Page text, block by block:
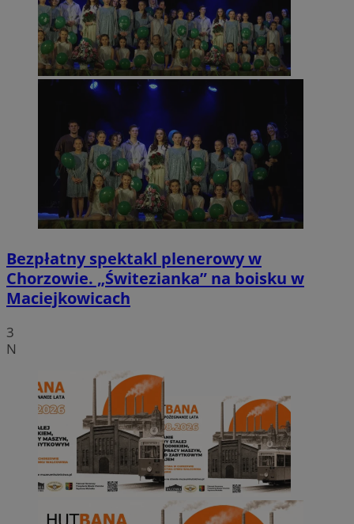
Bezpłatny spektakl plenerowy w
Chorzowie. „Świtezianka” na boisku w
Maciejkowicach
3
N